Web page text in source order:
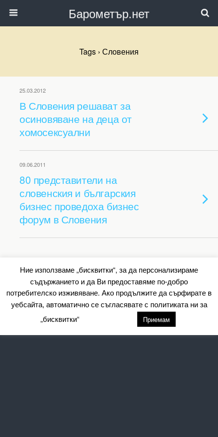
Барометър.нет
Tags › Словения
25.03.2012
В Словения решават за
осиновяване на деца от
хомосексуални
09.06.2011
80 представители на
словенския и българския
бизнес проведоха бизнес
форум в Словения
Back to top
Mobile Desktop
All content Copyright Барометър.нет
Ние използваме „бисквитки“, за да персонализираме
съдържанието и да Ви предоставяме по-добро
потребителско изживяване. Ако продължите да сърфирате в
уебсайта, автоматично се съгласявате с политиката ни за
„бисквитки“
Приемам